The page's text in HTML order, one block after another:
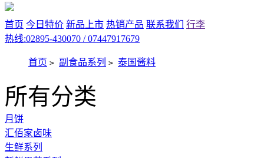
首页 今日特价 新品上市 热销产品 联系我们
行李
热线:02895-430070 / 07447917679
首页 > 副食品系列 > 泰国酱料
所有分类
月饼
汇佰家卤味
生鲜系列